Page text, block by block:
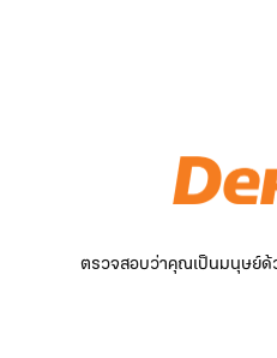
ตรวจสอบว่าคุณเป็นมนุษย์ด้